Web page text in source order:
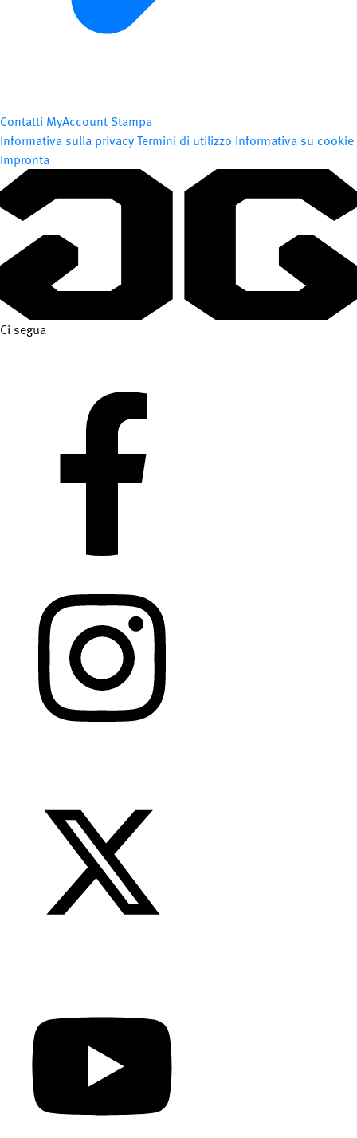
Contatti MyAccount Stampa
Informativa sulla privacyTermini di utilizzo Informativa su cookie
Impronta
Ci segua